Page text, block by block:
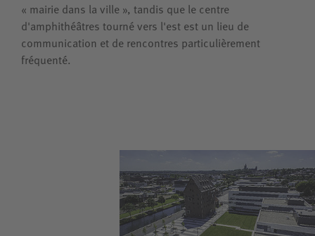
« mairie dans la ville », tandis que le centre
d'amphithéâtres tourné vers l'est est un lieu de
communication et de rencontres particulièrement
fréquenté.